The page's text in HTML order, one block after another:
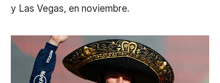
y Las Vegas, en noviembre.